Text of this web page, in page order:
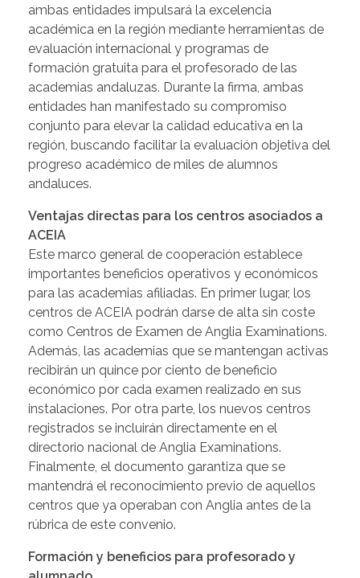
ambas entidades impulsará la excelencia
académica en la región mediante herramientas de
evaluación internacional y programas de
formación gratuita para el profesorado de las
academias andaluzas. Durante la firma, ambas
entidades han manifestado su compromiso
conjunto para elevar la calidad educativa en la
región, buscando facilitar la evaluación objetiva del
progreso académico de miles de alumnos
andaluces.
Ventajas directas para los centros asociados a
ACEIA
Este marco general de cooperación establece
importantes beneficios operativos y económicos
para las academias afiliadas. En primer lugar, los
centros de ACEIA podrán darse de alta sin coste
como Centros de Examen de Anglia Examinations.
Además, las academias que se mantengan activas
recibirán un quince por ciento de beneficio
económico por cada examen realizado en sus
instalaciones. Por otra parte, los nuevos centros
registrados se incluirán directamente en el
directorio nacional de Anglia Examinations.
Finalmente, el documento garantiza que se
mantendrá el reconocimiento previo de aquellos
centros que ya operaban con Anglia antes de la
rúbrica de este convenio.
Formación y beneficios para profesorado y